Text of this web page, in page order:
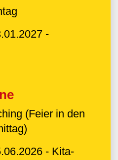
-
(Feier in den
- Kita-